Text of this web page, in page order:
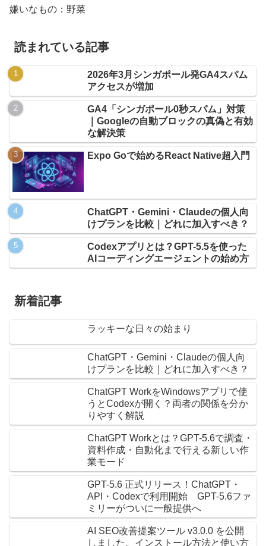
嫌いなもの：野菜
読まれている記事
2026年3月シンガポール発GA4スパム
アクセスが増加
GA4「シンガポール0秒スパム」対策
｜Googleの自動ブロックの真偽と有効
な解決策
Expo Goで始めるReact Native超入門
ChatGPT・Gemini・Claudeの個人向
けプランを比較｜どれに加入すべき？
Codexアプリとは？GPT-5.5を使った
AIコーディングエージェントの始め方
新着記事
ラッキーな日々の始まり
ChatGPT・Gemini・Claudeの個人向
けプランを比較｜どれに加入すべき？
ChatGPT WorkをWindowsアプリで使
うとCodexが開く？両者の関係を分か
りやすく解説
ChatGPT Workとは？GPT-5.6で調査・
資料作成・自動化まで行える新しい作
業モード
GPT-5.6 正式リリース！ChatGPT・
API・Codexで利用開始 GPT-5.6ファ
ミリーがついに一般提供へ
AI SEO改善提案ツール v3.0.0 を公開
しました。インストール方法と使い方